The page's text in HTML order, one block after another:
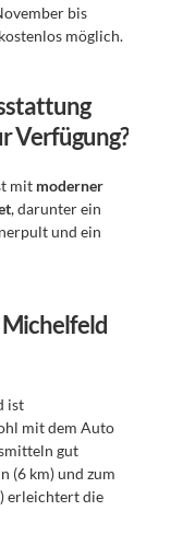
bis
möglich.
Verfügung?
mit moderner
, darunter ein
und ein
Michelfeld
mit dem Auto
gut
(6 km) und zum
erleichtert die